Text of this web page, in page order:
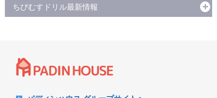
ちびむすドリル最新情報